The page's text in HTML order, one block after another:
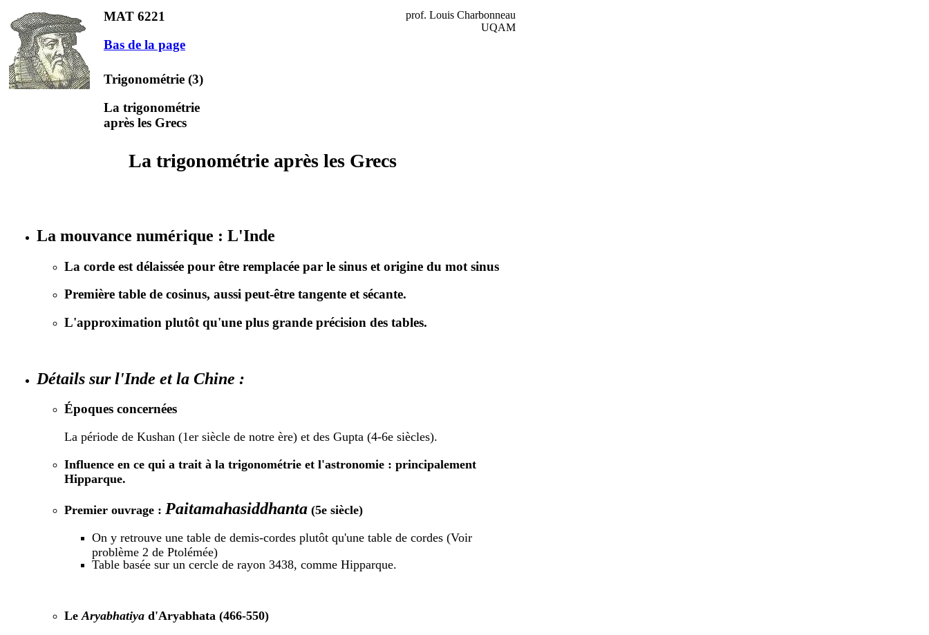
MAT 6221
Bas de la page
prof. Louis Charbonneau
UQAM
Trigonométrie (3)
La trigonométrie
après les Grecs
La trigonométrie après les Grecs
La mouvance numérique : L'Inde
La corde est délaissée pour être remplacée par le sinus et origine du mot sinus
Première table de cosinus, aussi peut-être tangente et sécante.
L'approximation plutôt qu'une plus grande précision des tables.
Détails sur l'Inde et la Chine :
Époques concernées
La période de Kushan (1er siècle de notre ère) et des Gupta (4-6e siècles).
Influence en ce qui a trait à la trigonométrie et l'astronomie : principalement
Hipparque.
Premier ouvrage : Paitamahasiddhanta (5e siècle)
On y retrouve une table de demis-cordes plutôt qu'une table de cordes (Voir
problème 2 de Ptolémée)
Table basée sur un cercle de rayon 3438, comme Hipparque.
LeAryabhatiya d'Aryabhata (466-550)